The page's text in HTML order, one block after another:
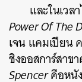
และในเวล
Power Of The
เจน แคมเปียน
ชิงออสการ์สาข
Spencerคือหนั